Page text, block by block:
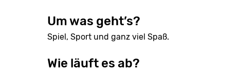
Um was geht’s?
Spiel, Sport und ganz viel Spaß.
Wie läuft es ab?